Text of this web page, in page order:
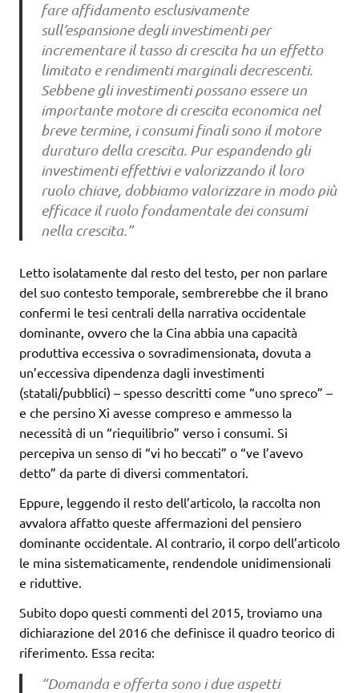
fare affidamento esclusivamente
sull’espansione degli investimenti per
incrementare il tasso di crescita ha un effetto
limitato e rendimenti marginali decrescenti.
Sebbene gli investimenti possano essere un
importante motore di crescita economica nel
breve termine, i consumi finali sono il motore
duraturo della crescita. Pur espandendo gli
investimenti effettivi e valorizzando il loro
ruolo chiave, dobbiamo valorizzare in modo più
efficace il ruolo fondamentale dei consumi
nella crescita.”
Letto isolatamente dal resto del testo, per non parlare
del suo contesto temporale, sembrerebbe che il brano
confermi le tesi centrali della narrativa occidentale
dominante, ovvero che la Cina abbia una capacità
produttiva eccessiva o sovradimensionata, dovuta a
un’eccessiva dipendenza dagli investimenti
(statali/pubblici) – spesso descritti come “uno spreco” –
e che persino Xi avesse compreso e ammesso la
necessità di un “riequilibrio” verso i consumi. Si
percepiva un senso di “vi ho beccati” o “ve l’avevo
detto” da parte di diversi commentatori.
Eppure, leggendo il resto dell’articolo, la raccolta non
avvalora affatto queste affermazioni del pensiero
dominante occidentale. Al contrario, il corpo dell’articolo
le mina sistematicamente, rendendole unidimensionali
e riduttive.
Subito dopo questi commenti del 2015, troviamo una
dichiarazione del 2016 che definisce il quadro teorico di
riferimento. Essa recita:
“Domanda e offerta sono i due aspetti